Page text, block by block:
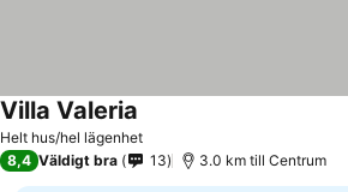
Helt hus/hel lägenhet
Villa Valeria
8,4 Väldigt bra 13 3.0 km till Centrum